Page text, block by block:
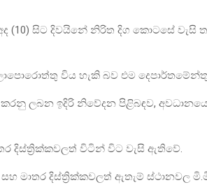
(10) සිට දිවයිනේ නිරිත දිග කොටසේ වැසි
විය හැකි බව එම
ලබන ඉදිරි නිවේදන පිළිබඳව,
දිස්ත්‍රික්කවලත් විටින් විට වැසි ඇතිවේ.
මාතර දිස්ත්‍රික්කවලත් ඇතැම් ස්ථානවල